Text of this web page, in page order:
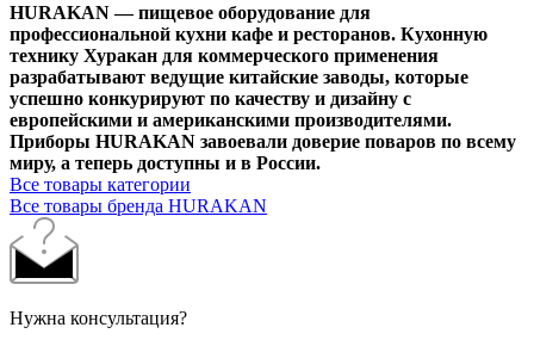
HURAKAN — пищевое оборудование для
профессиональной кухни кафе и ресторанов. Кухонную
технику Хуракан для коммерческого применения
разрабатывают ведущие китайские заводы, которые
успешно конкурируют по качеству и дизайну с
европейскими и американскими производителями.
Приборы HURAKAN завоевали доверие поваров по всему
миру, а теперь доступны и в России.
Все товары категории
Все товары бренда HURAKAN
Нужна консультация?